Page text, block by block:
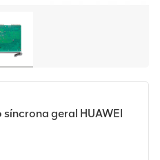
geral HUAWEI